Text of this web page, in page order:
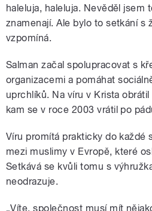
haleluja, haleluja. Nevěděl jsem
znamenají. Ale bylo to setkání s
vzpomíná.
Salman začal spolupracovat s
organizacemi a pomáhat
uprchlíků. Na víru v Krista
kam se v roce 2003 vrátil po
Víru promítá prakticky do každé
mezi muslimy v Evropě, které
Setkává se kvůli tomu s
neodrazuje.
„Víte, společnost musí mít